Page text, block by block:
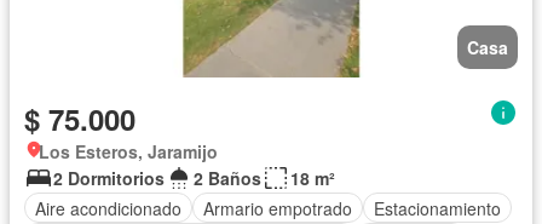
Casa
$ 75.000
Los Esteros, Jaramijo
2 Dormitorios
2 Baños
18 m²
Aire acondicionado
Armario empotrado
Estacionamiento